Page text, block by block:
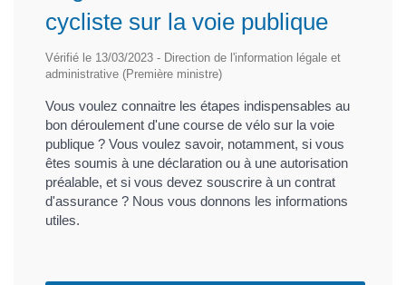
cycliste sur la voie publique
Vérifié le 13/03/2023 - Direction de l'information légale et
administrative (Première ministre)
Vous voulez connaitre les étapes indispensables au
bon déroulement d'une course de vélo sur la voie
publique ? Vous voulez savoir, notamment, si vous
êtes soumis à une déclaration ou à une autorisation
préalable, et si vous devez souscrire à un contrat
d'assurance ? Nous vous donnons les informations
utiles.